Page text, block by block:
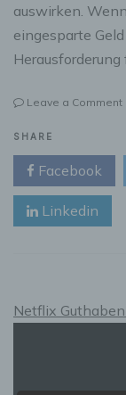
auswirken.
eingesparte
Leave a Comment
–
SHARE
Facebook
Linkedin
Netflix